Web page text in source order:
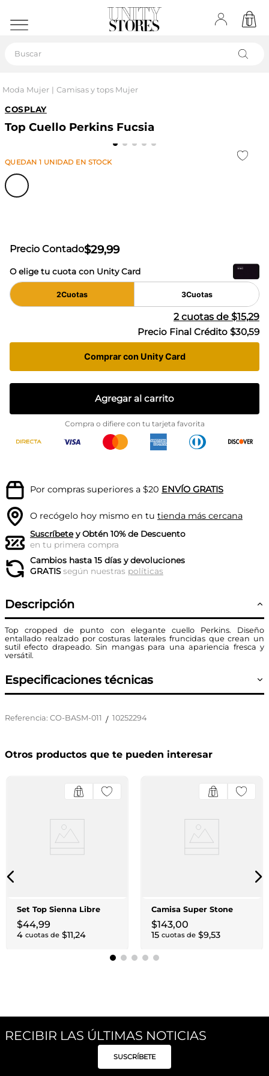
Moda Mujer Camisas y tops Mujer
COSPLAY
Top Cuello Perkins Fucsia
QUEDAN1 UNIDAD EN STOCK
Precio Contado$29,99
O elige tu cuota con Unity Card
2Cuotas 3Cuotas
2cuotas de $15,29
Precio Final Crédito $30,59
Comprar con Unity Card
Agregar al carrito
Compra o difiere con tu tarjeta favorita
Por compras superiores a $20 ENVÍO GRATIS
O recógelo hoy mismo en tu tienda más cercana
Suscríbetey Obtén 10% de Descuento
en tu primera compra
Cambios hasta 15 días y devoluciones
GRATISsegún nuestras políticas
Descripción
Top cropped de punto con elegante cuello Perkins. Diseño
entallado realzado por costuras laterales fruncidas que crean un
sutil efecto drapeado. Sin mangas para una apariencia fresca y
versátil.
Especificaciones técnicas
Referencia: CO-BASM-011 / 10252294
Otros productos que te pueden interesar
Set Top Sienna Libre
$44,99
4 cuotas de $11,24
Camisa Super Stone
$143,00
15 cuotas de $9,53
RECIBIR LAS ÚLTIMAS NOTICIAS
SUSCRÍBETE